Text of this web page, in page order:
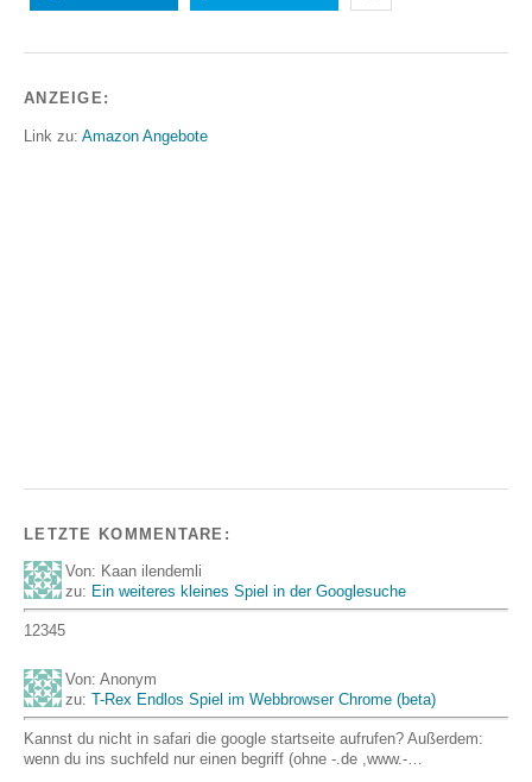
ANZEIGE:
Link zu: Amazon Angebote
LETZTE KOMMENTARE:
Von: Kaan ilendemli
zu: Ein weiteres kleines Spiel in der Googlesuche
12345
Von: Anonym
zu: T-Rex Endlos Spiel im Webbrowser Chrome (beta)
Kannst du nicht in safari die google startseite aufrufen? Außerdem:
wenn du ins suchfeld nur einen begriff (ohne -.de ,www.-…